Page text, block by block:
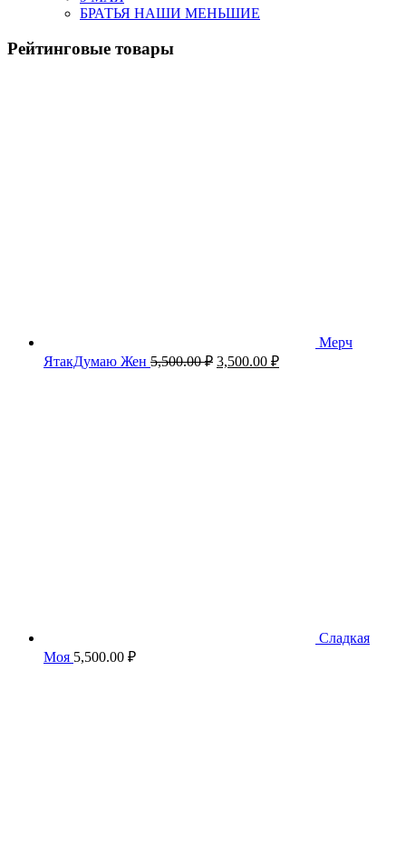
БРАТЬЯ НАШИ МЕНЬШИЕ
Рейтинговые товары
Мерч
ЯтакДумаю Жен 5,500.00₽ Первоначальная
3,500.00 ₽Текущая
Сладкая
Моя 5,500.00 ₽